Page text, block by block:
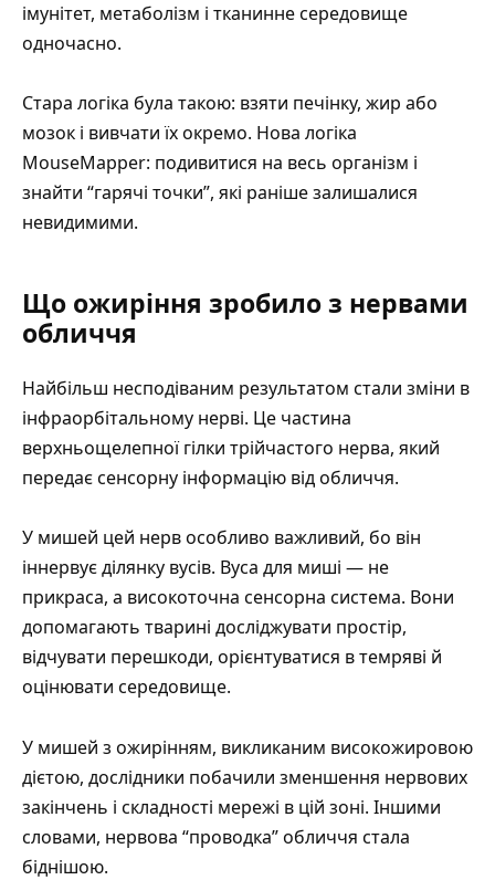
імунітет, метаболізм і тканинне середовище
одночасно.
Стара логіка була такою: взяти печінку, жир або
мозок і вивчати їх окремо. Нова логіка
MouseMapper: подивитися на весь організм і
знайти “гарячі точки”, які раніше залишалися
невидимими.
Що ожиріння зробило з нервами
обличчя
Найбільш несподіваним результатом стали зміни в
інфраорбітальному нерві. Це частина
верхньощелепної гілки трійчастого нерва, який
передає сенсорну інформацію від обличчя.
У мишей цей нерв особливо важливий, бо він
іннервує ділянку вусів. Вуса для миші — не
прикраса, а високоточна сенсорна система. Вони
допомагають тварині досліджувати простір,
відчувати перешкоди, орієнтуватися в темряві й
оцінювати середовище.
У мишей з ожирінням, викликаним високожировою
дієтою, дослідники побачили зменшення нервових
закінчень і складності мережі в цій зоні. Іншими
словами, нервова “проводка” обличчя стала
біднішою.